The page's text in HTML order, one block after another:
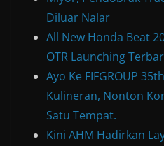
Diluar Nalar
All New Honda Beat
OTR Launching
Ayo Ke FIFGROUP
Kulineran, Nonton
Satu Tempat.
Kini AHM Hadirkan